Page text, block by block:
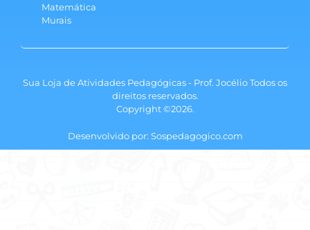
Matemática
Murais
Sua Loja de Atividades Pedagógicas - Prof. Jocélio Todos os
direitos reservados.
Copyright ©2026.
Desenvolvido por: Sospedagogico.com